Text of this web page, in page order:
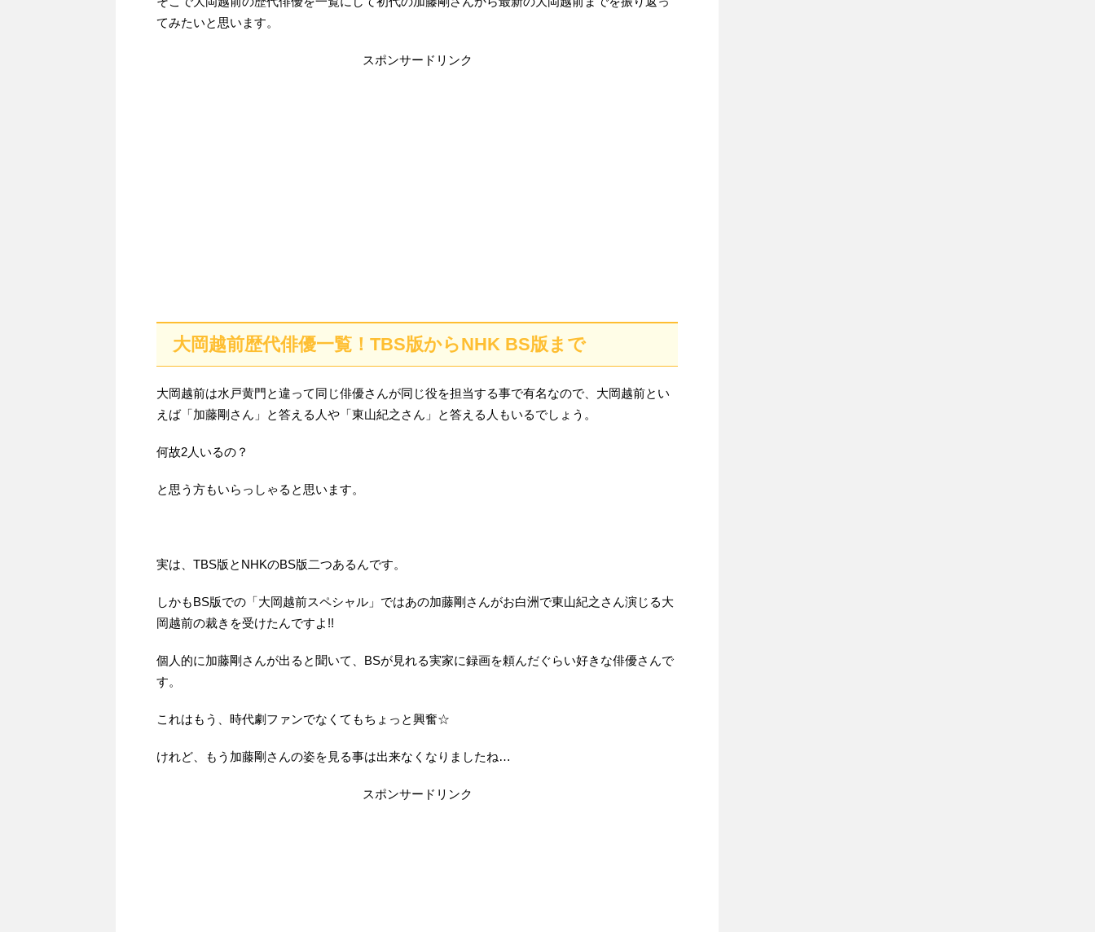
てみたいと思います。
スポンサードリンク
大岡越前歴代俳優一覧！TBS版からNHK BS版まで
大岡越前は水戸黄門と違って同じ俳優さんが同じ役を担当する事で有名なので、大岡越前とい
えば「加藤剛さん」と答える人や「東山紀之さん」と答える人もいるでしょう。
何故2人いるの？
と思う方もいらっしゃると思います。
実は、TBS版とNHKのBS版二つあるんです。
しかもBS版での「大岡越前スペシャル」ではあの加藤剛さんがお白洲で東山紀之さん演じる大
岡越前の裁きを受けたんですよ!!
個人的に加藤剛さんが出ると聞いて、BSが見れる実家に録画を頼んだぐらい好きな俳優さんで
す。
これはもう、時代劇ファンでなくてもちょっと興奮☆
けれど、もう加藤剛さんの姿を見る事は出来なくなりましたね…
スポンサードリンク